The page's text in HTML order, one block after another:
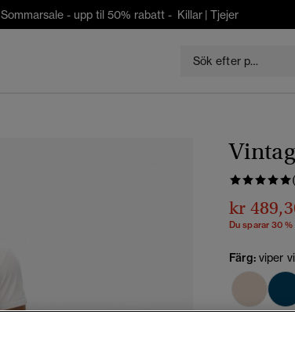
Sommarsale - upp til 50% rabatt - Killar| Tjejer
kr
Du sparar 30 %
Färg: viper